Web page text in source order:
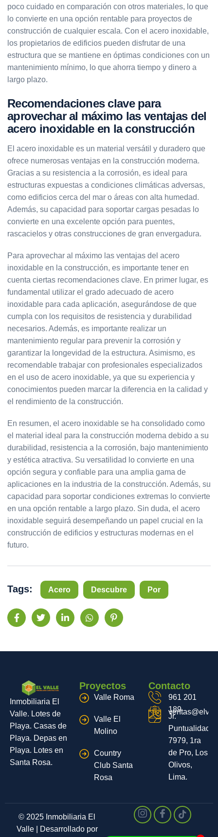
poco cuidado en comparación con otros materiales, lo que
lo convierte en una opción rentable para proyectos de
construcción de cualquier escala. Con el acero inoxidable,
los propietarios de edificios pueden disfrutar de una
estructura que se mantiene en óptimas condiciones con un
mantenimiento mínimo, lo que ahorra tiempo y dinero a
largo plazo.
Recomendaciones clave para
aprovechar al máximo las ventajas del
acero inoxidable en la construcción
El acero inoxidable es un material versátil y duradero que
ofrece numerosas ventajas en la construcción moderna.
Gracias a su resistencia a la corrosión, es ideal para
estructuras expuestas a condiciones climáticas adversas,
como edificios cerca del mar o áreas con alta humedad.
Además, su capacidad para soportar cargas pesadas lo
convierte en una excelente opción para puentes,
rascacielos y otras construcciones de gran envergadura.
Para aprovechar al máximo las ventajas del acero
inoxidable en la construcción, es importante tener en
cuenta ciertas recomendaciones clave. En primer lugar, es
fundamental utilizar el grado adecuado de acero
inoxidable para cada aplicación, asegurándose de que
cumpla con los requisitos de resistencia y durabilidad
necesarios. Además, es importante realizar un
mantenimiento regular para prevenir la corrosión y
garantizar la longevidad de la estructura. Asimismo, es
recomendable trabajar con profesionales especializados
en el uso de acero inoxidable, ya que su experiencia y
conocimientos pueden marcar la diferencia en la calidad y
el rendimiento de la construcción.
En resumen, el acero inoxidable se ha consolidado como
el material ideal para la construcción moderna debido a su
durabilidad, resistencia a la corrosión, bajo mantenimiento
y estética atractiva. Su versatilidad lo convierte en una
opción segura y confiable para una amplia gama de
aplicaciones en la industria de la construcción. Además, su
capacidad para soportar condiciones extremas lo convierte
en una opción rentable a largo plazo. Sin duda, el acero
inoxidable seguirá desempeñando un papel crucial en la
construcción de edificios y estructuras modernas en el
futuro.
Tags: Acero Descubre Por
Inmobiliaria El
Valle. Lotes de
Playa. Casas de
Playa. Depas en
Playa. Lotes en
Santa Rosa.
Proyectos
Valle Roma
Valle El
Molino
Country
Club Santa
Rosa
Contacto
961 201
189
Jr.
Puntualidad
7979, 1ra
de Pro, Los
Olivos,
Lima.
© 2025 Inmobiliaria El
Valle | Desarrollado por